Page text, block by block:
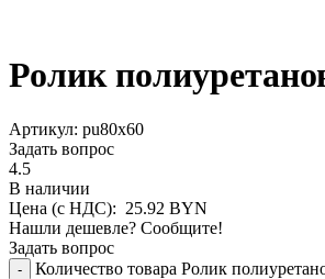
Ролик
Aртикул: pu80x60
Задать вопрос
4.5
В наличии
Цена (с НДС): 25.92 BYN
Нашли дешевле? Сообщите!
Задать вопрос
- Количество товара Ролик